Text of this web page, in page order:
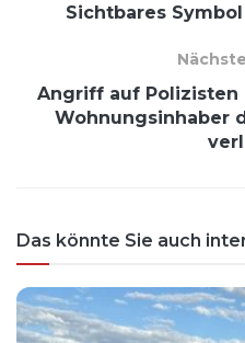
Sichtbares
Angriff auf Polizisten
Wohnungsinhaber
Das könnte Sie auch